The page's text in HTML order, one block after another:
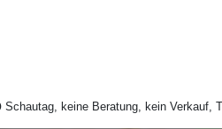
Schautag, keine Beratung, kein Verkauf,